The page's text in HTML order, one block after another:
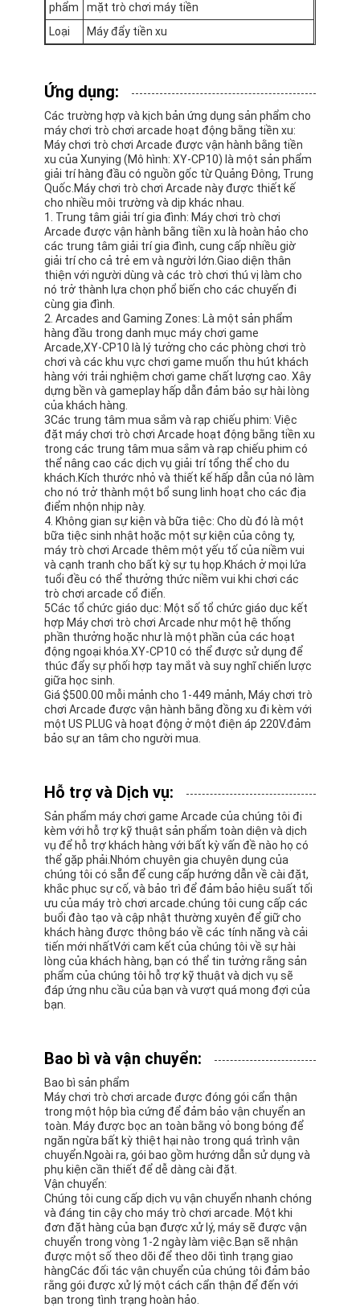
Máy giải thưởng Clip
Máy đấm đấm
máy trò chơi điện tử
Công viên giải trí Bumper Car
Arcade Air Hockey Table
Kiddie Ride vận hành bằng tiền xu
Chuyến đi vòng xoáy trẻ em
Máy chơi game đua xe
Máy trao đổi token
phẩm
mặt trò chơi máy tiền
Loại
Máy đẩy tiền xu
Ứng dụng:
Các trường hợp và kịch bản ứng dụng sản phẩm cho
máy chơi trò chơi arcade hoạt động bằng tiền xu:
Máy chơi trò chơi Arcade được vận hành bằng tiền
xu của Xunying (Mô hình: XY-CP10) là một sản phẩm
giải trí hàng đầu có nguồn gốc từ Quảng Đông, Trung
Quốc.Máy chơi trò chơi Arcade này được thiết kế
cho nhiều môi trường và dịp khác nhau.
1. Trung tâm giải trí gia đình: Máy chơi trò chơi
Arcade được vận hành bằng tiền xu là hoàn hảo cho
các trung tâm giải trí gia đình, cung cấp nhiều giờ
giải trí cho cả trẻ em và người lớn.Giao diện thân
thiện với người dùng và các trò chơi thú vị làm cho
nó trở thành lựa chọn phổ biến cho các chuyến đi
cùng gia đình.
2. Arcades and Gaming Zones: Là một sản phẩm
hàng đầu trong danh mục máy chơi game
Arcade,XY-CP10 là lý tưởng cho các phòng chơi trò
chơi và các khu vực chơi game muốn thu hút khách
hàng với trải nghiệm chơi game chất lượng cao. Xây
dựng bền và gameplay hấp dẫn đảm bảo sự hài lòng
của khách hàng.
3Các trung tâm mua sắm và rạp chiếu phim: Việc
đặt máy chơi trò chơi Arcade hoạt động bằng tiền xu
trong các trung tâm mua sắm và rạp chiếu phim có
thể nâng cao các dịch vụ giải trí tổng thể cho du
khách.Kích thước nhỏ và thiết kế hấp dẫn của nó làm
cho nó trở thành một bổ sung linh hoạt cho các địa
điểm nhộn nhịp này.
4. Không gian sự kiện và bữa tiệc: Cho dù đó là một
bữa tiệc sinh nhật hoặc một sự kiện của công ty,
máy trò chơi Arcade thêm một yếu tố của niềm vui
và cạnh tranh cho bất kỳ sự tụ họp.Khách ở mọi lứa
tuổi đều có thể thưởng thức niềm vui khi chơi các
trò chơi arcade cổ điển.
5Các tổ chức giáo dục: Một số tổ chức giáo dục kết
hợp Máy chơi trò chơi Arcade như một hệ thống
phần thưởng hoặc như là một phần của các hoạt
động ngoại khóa.XY-CP10 có thể được sử dụng để
thúc đẩy sự phối hợp tay mắt và suy nghĩ chiến lược
giữa học sinh.
Giá $500.00 mỗi mảnh cho 1-449 mảnh, Máy chơi trò
chơi Arcade được vận hành bằng đồng xu đi kèm với
một US PLUG và hoạt động ở một điện áp 220V.đảm
bảo sự an tâm cho người mua.
Hỗ trợ và Dịch vụ:
Sản phẩm máy chơi game Arcade của chúng tôi đi
kèm với hỗ trợ kỹ thuật sản phẩm toàn diện và dịch
vụ để hỗ trợ khách hàng với bất kỳ vấn đề nào họ có
thể gặp phải.Nhóm chuyên gia chuyên dụng của
chúng tôi có sẵn để cung cấp hướng dẫn về cài đặt,
khắc phục sự cố, và bảo trì để đảm bảo hiệu suất tối
ưu của máy trò chơi arcade.chúng tôi cung cấp các
buổi đào tạo và cập nhật thường xuyên để giữ cho
khách hàng được thông báo về các tính năng và cải
tiến mới nhấtVới cam kết của chúng tôi về sự hài
lòng của khách hàng, bạn có thể tin tưởng rằng sản
phẩm của chúng tôi hỗ trợ kỹ thuật và dịch vụ sẽ
đáp ứng nhu cầu của bạn và vượt quá mong đợi của
bạn.
Bao bì và vận chuyển:
Bao bì sản phẩm
Máy chơi trò chơi arcade được đóng gói cẩn thận
trong một hộp bìa cứng để đảm bảo vận chuyển an
toàn. Máy được bọc an toàn bằng vỏ bong bóng để
ngăn ngừa bất kỳ thiệt hại nào trong quá trình vận
chuyển.Ngoài ra, gói bao gồm hướng dẫn sử dụng và
phụ kiện cần thiết để dễ dàng cài đặt.
Vận chuyển:
Chúng tôi cung cấp dịch vụ vận chuyển nhanh chóng
và đáng tin cậy cho máy trò chơi arcade. Một khi
đơn đặt hàng của bạn được xử lý, máy sẽ được vận
chuyển trong vòng 1-2 ngày làm việc.Bạn sẽ nhận
được một số theo dõi để theo dõi tình trạng giao
hàngCác đối tác vận chuyển của chúng tôi đảm bảo
rằng gói được xử lý một cách cẩn thận để đến với
bạn trong tình trạng hoàn hảo.